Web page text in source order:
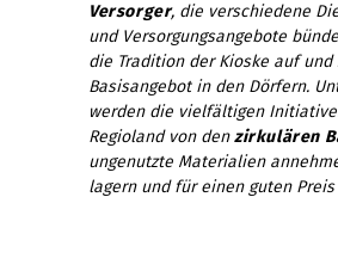
Versorger, die verschiedene
und Versorgungsangebote
die Tradition der Kioske auf
Basisangebot in den Dörfern.
werden die vielfältigen
Regioland von denzirkulären
ungenutzte Materialien
lagern und für einen guten